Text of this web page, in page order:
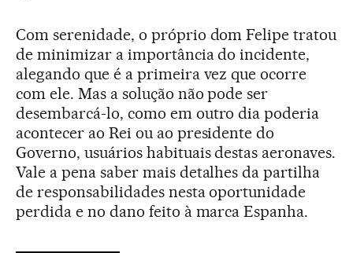
Com serenidade, o próprio dom Felipe tratou
de minimizar a importância do incidente,
alegando que é a primeira vez que ocorre
com ele. Mas a solução não pode ser
desembarcá-lo, como em outro dia poderia
acontecer ao Rei ou ao presidente do
Governo, usuários habituais destas aeronaves.
Vale a pena saber mais detalhes da partilha
de responsabilidades nesta oportunidade
perdida e no dano feito à marca Espanha.